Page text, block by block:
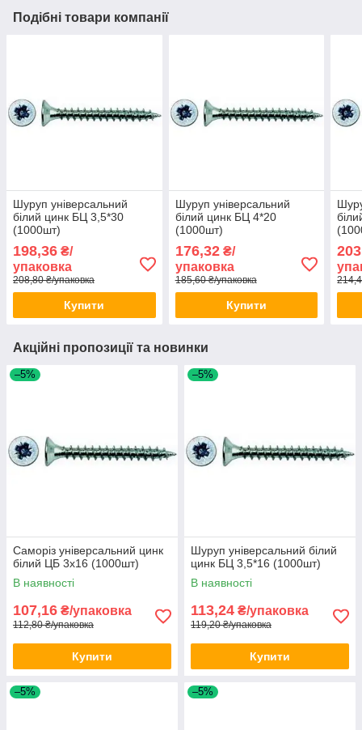
Подібні товари компанії
Шуруп універсальний
білий цинк БЦ 3,5*30
(1000шт)
198,36 ₴/
упаковка
208,80 ₴/упаковка
Купити
Шуруп універсальний
білий цинк БЦ 4*20
(1000шт)
176,32₴/
упаковка
185,60 ₴/упаковка
Купити
Акційні пропозиції та новинки
–5%
Саморіз універсальний цинк
білий ЦБ 3х16 (1000шт)
В наявності
107,16 ₴/упаковка
112,80 ₴/упаковка
Купити
–5%
Шуруп універсальний білий
цинк БЦ 3,5*16 (1000шт)
В наявності
113,24 ₴/упаковка
119,20 ₴/упаковка
Купити
–5% –5%